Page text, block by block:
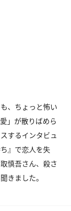
、ちょっと怖い
」が散りばめら
するインタビュ
』で恋人を失
慎吾さん、殺さ
きました。